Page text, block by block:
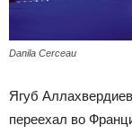
Danila Cerceau
Ягуб
переехал во